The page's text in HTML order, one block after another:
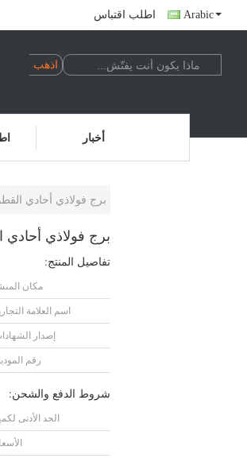
اطلب اقتباس Arabic
أخبار
برج فولاذي أحادي القطب
برج فولاذي أحادي
تفاصيل المنتج:
مكان
اسم العلامة
إصدار
رقم
شروط الدفع والشحن:
الحد الأدنى